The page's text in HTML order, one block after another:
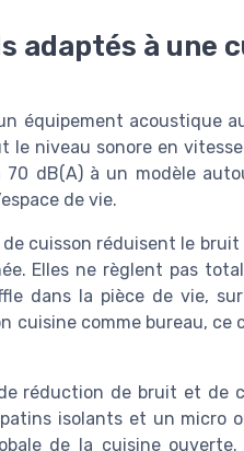
adaptés à une
équipement acoustique
niveau sonore en
dB(A) à un modèle
de vie.
cuisson réduisent le
Elles ne règlent pas
dans la pièce de vie,
cuisine comme bureau, ce
réduction de bruit et de
isolants et un micro
de la cuisine